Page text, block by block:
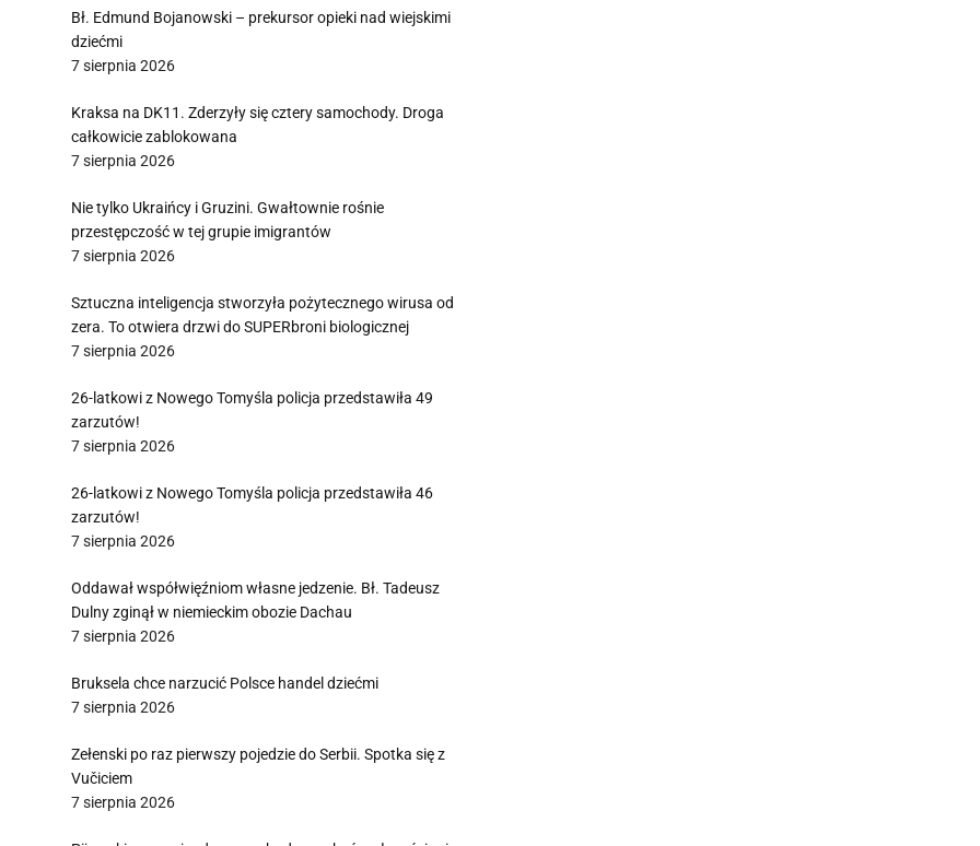
Bł. Edmund Bojanowski – prekursor opieki nad wiejskimi
dziećmi
7 sierpnia 2026
Kraksa na DK11. Zderzyły się cztery samochody. Droga
całkowicie zablokowana
7 sierpnia 2026
Nie tylko Ukraińcy i Gruzini. Gwałtownie rośnie
przestępczość w tej grupie imigrantów
7 sierpnia 2026
Sztuczna inteligencja stworzyła pożytecznego wirusa od
zera. To otwiera drzwi do SUPERbroni biologicznej
7 sierpnia 2026
26-latkowi z Nowego Tomyśla policja przedstawiła 49
zarzutów!
7 sierpnia 2026
26-latkowi z Nowego Tomyśla policja przedstawiła 46
zarzutów!
7 sierpnia 2026
Oddawał współwięźniom własne jedzenie. Bł. Tadeusz
Dulny zginął w niemieckim obozie Dachau
7 sierpnia 2026
Bruksela chce narzucić Polsce handel dziećmi
7 sierpnia 2026
Zełenski po raz pierwszy pojedzie do Serbii. Spotka się z
Vučiciem
7 sierpnia 2026